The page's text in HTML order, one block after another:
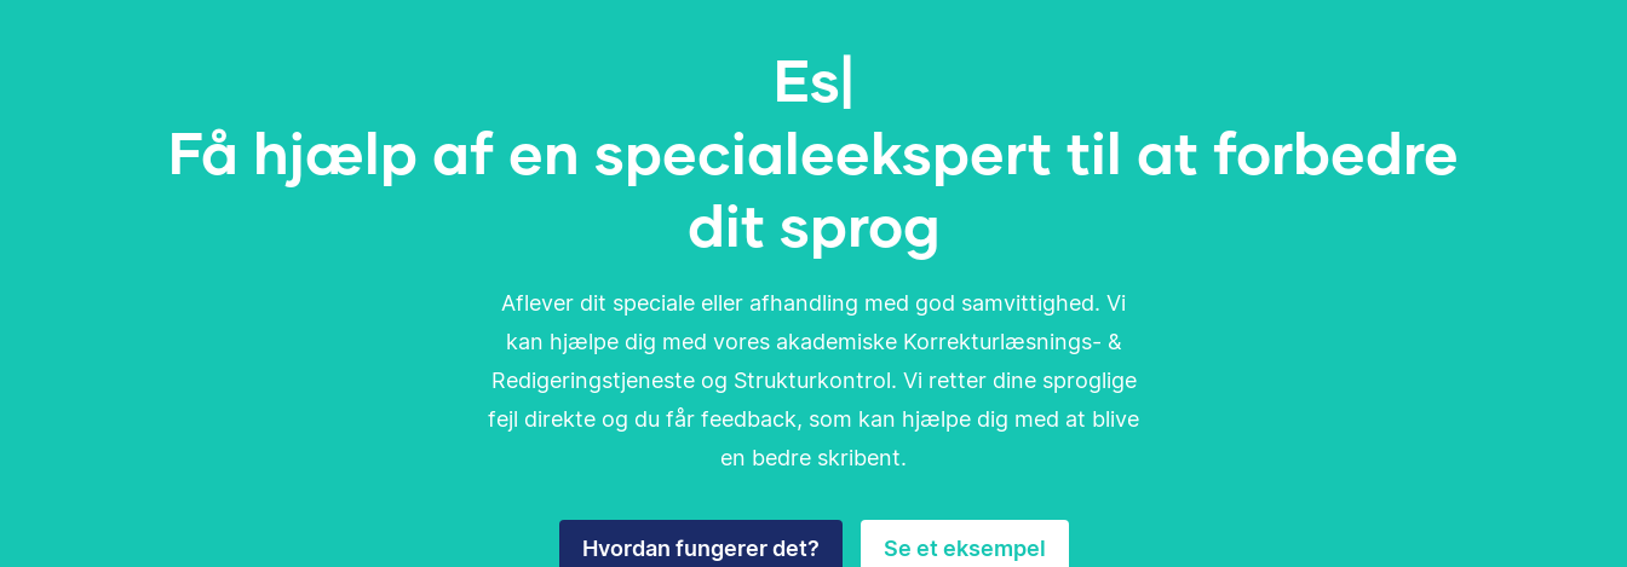
Essay
Få hjælp af en specialeekspert til at forbedre
dit sprog
Aflever dit speciale eller afhandling med god samvittighed. Vi
kan hjælpe dig med vores akademiske Korrekturlæsnings- &
Redigeringstjeneste og Strukturkontrol. Vi retter dine sproglige
fejl direkte og du får feedback, som kan hjælpe dig med at blive
en bedre skribent.
Hvordan fungerer det? Se et eksempel